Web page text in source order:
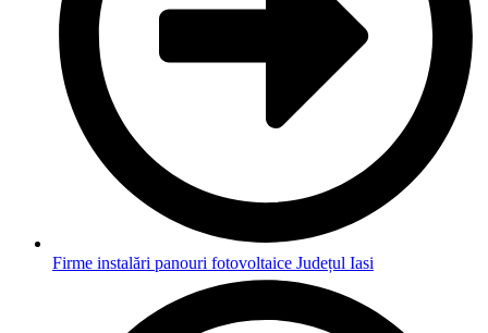
Firme instalări panouri fotovoltaice Județul Iasi